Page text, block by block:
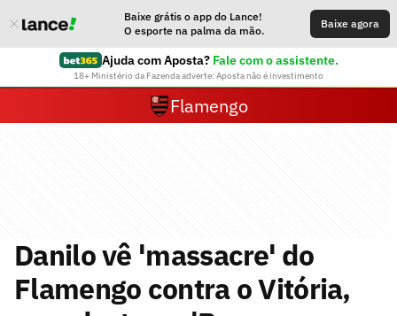
Baixe grátis o app do Lance!
O esporte na palma da mão.
Baixe agora
Ajuda com Aposta? Fale com o assistente.
18+ Ministério da Fazenda adverte: Aposta não é investimento
Flamengo
Danilo vê 'massacre' do
Flamengo contra o Vitória,